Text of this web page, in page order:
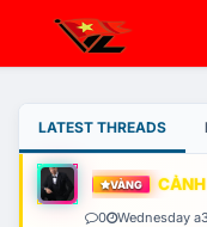
LATEST THREADS
VÀNG
0 Wednesday